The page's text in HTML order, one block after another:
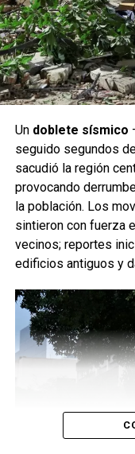
Un doblete sísmico
seguido segundos
sacudió la región
provocando
la población. Los
sintieron con fuerza
vecinos; reportes
edificios antiguos y